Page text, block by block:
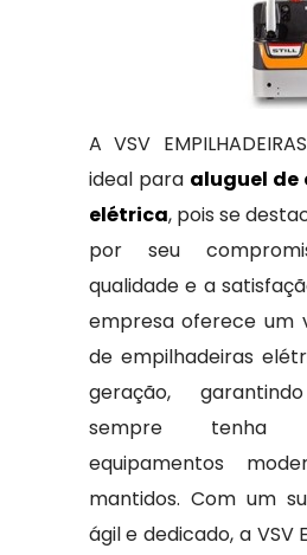
A VSV
ideal para aluguel de
elétrica, pois se
por seu
qualidade e a
empresa oferece um
de empilhadeiras
geração,
sempre tenha
equipamentos
mantidos. Com um
ágil e dedicado, a VSV